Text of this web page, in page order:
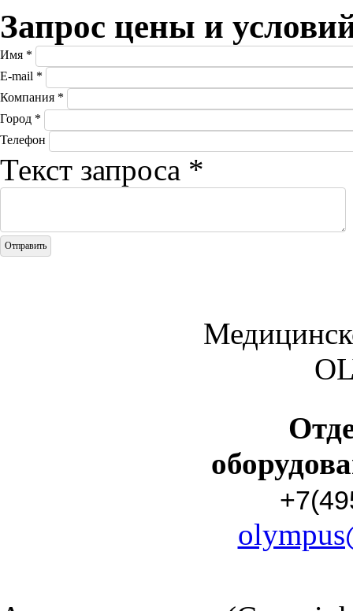
Запрос цены и
Имя *
E-mail *
Компания *
Город *
Телефон
Текст запроса *